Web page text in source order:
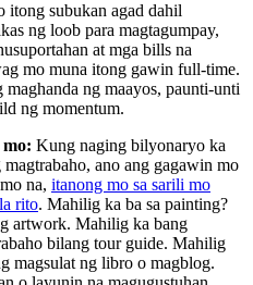
itong subukan agad dahil
ng loob para magtagumpay,
at mga bills na
mo muna itong gawin full-time.
ng maayos, paunti-unti
ng momentum.
Kung naging bilyonaryo ka
ano ang gagawin mo
na, itanong mo sa sarili mo
rito. Mahilig ka ba sa painting?
artwork. Mahilig ka bang
bilang tour guide. Mahilig
magsulat ng libro o magblog.